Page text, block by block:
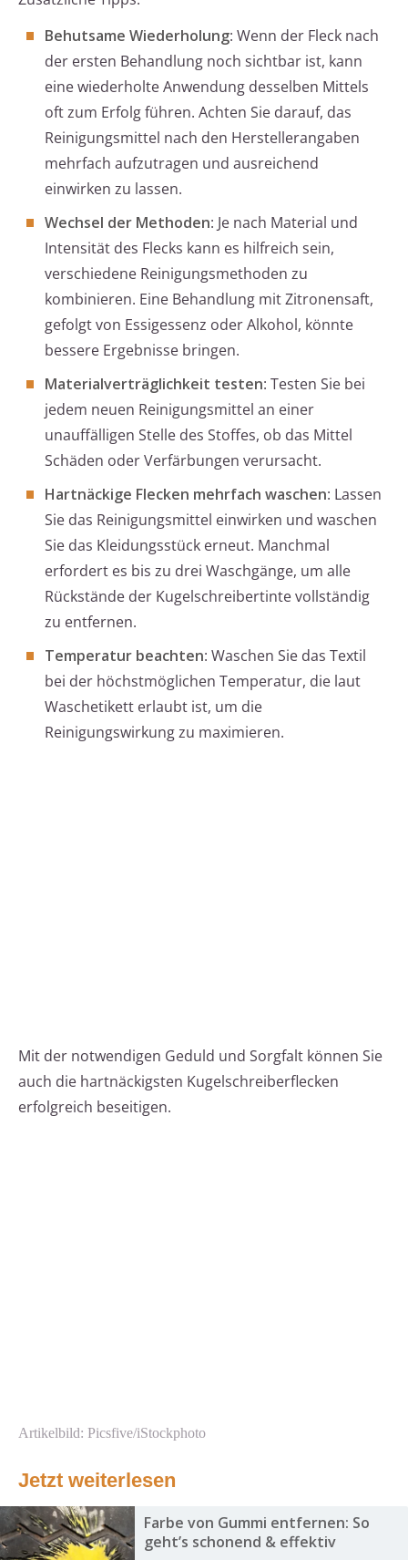
Behutsame Wiederholung: Wenn der Fleck nach
der ersten Behandlung noch sichtbar ist, kann
eine wiederholte Anwendung desselben Mittels
oft zum Erfolg führen. Achten Sie darauf, das
Reinigungsmittel nach den Herstellerangaben
mehrfach aufzutragen und ausreichend
einwirken zu lassen.
Wechsel der Methoden: Je nach Material und
Intensität des Flecks kann es hilfreich sein,
verschiedene Reinigungsmethoden zu
kombinieren. Eine Behandlung mit Zitronensaft,
gefolgt von Essigessenz oder Alkohol, könnte
bessere Ergebnisse bringen.
Materialverträglichkeit testen: Testen Sie bei
jedem neuen Reinigungsmittel an einer
unauffälligen Stelle des Stoffes, ob das Mittel
Schäden oder Verfärbungen verursacht.
Hartnäckige Flecken mehrfach waschen: Lassen
Sie das Reinigungsmittel einwirken und waschen
Sie das Kleidungsstück erneut. Manchmal
erfordert es bis zu drei Waschgänge, um alle
Rückstände der Kugelschreibertinte vollständig
zu entfernen.
Temperatur beachten: Waschen Sie das Textil
bei der höchstmöglichen Temperatur, die laut
Waschetikett erlaubt ist, um die
Reinigungswirkung zu maximieren.
Mit der notwendigen Geduld und Sorgfalt können Sie
auch die hartnäckigsten Kugelschreiberflecken
erfolgreich beseitigen.
Artikelbild: Picsfive/iStockphoto
Jetzt weiterlesen
Farbe von Gummi entfernen: So
geht’s schonend & effektiv